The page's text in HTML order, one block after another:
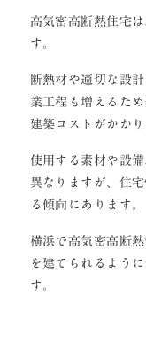
高気密高断熱住宅
す。
断熱材や適切な設
業工程も増えるた
建築コストがかかり
使用する素材や設
異なりますが、住
る傾向にあります。
横浜で高気密高断
を建てられるよう
す。